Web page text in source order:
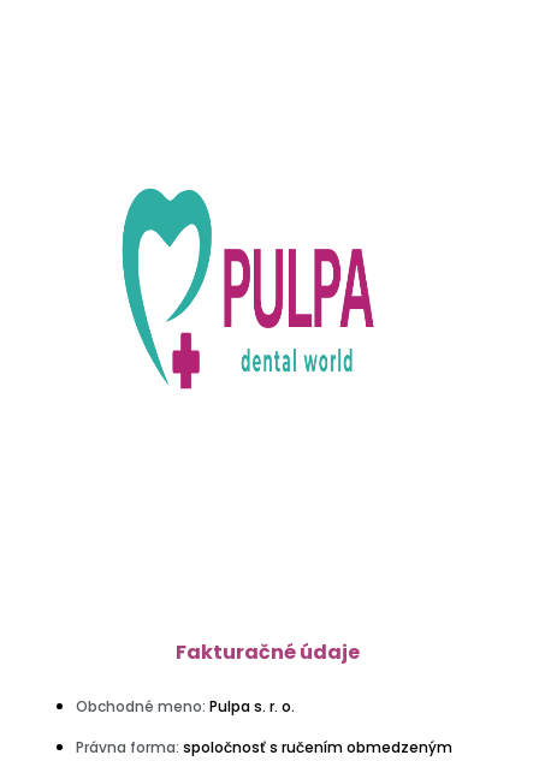
Fakturačné údaje
Obchodné meno: Pulpa s. r. o.
Právna forma: spoločnosť s ručením obmedzeným